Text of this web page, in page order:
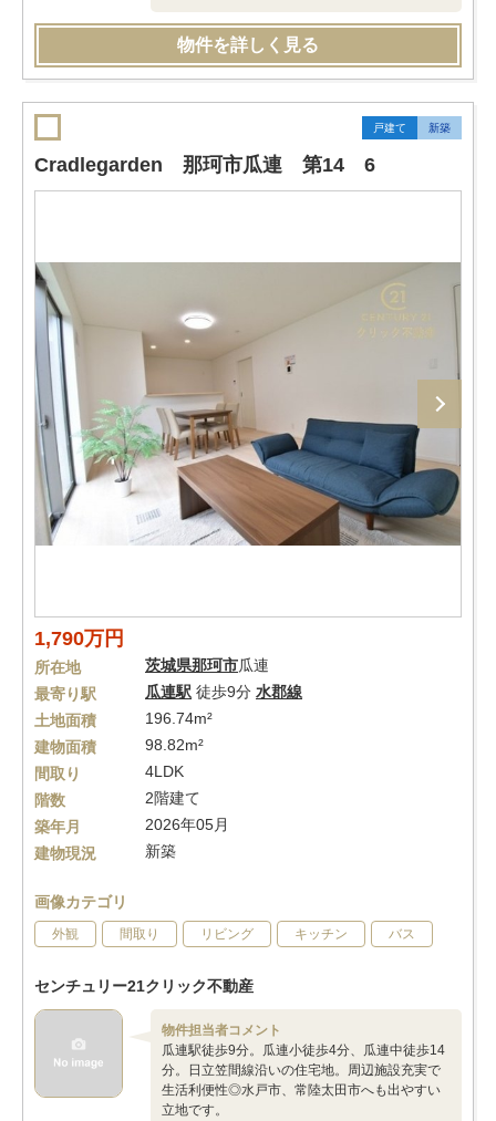
物件を詳しく見る
戸建て 新築
Cradlegarden 那珂市瓜連 第14 6
1,790万円
所在地 茨城県那珂市瓜連
最寄り駅
瓜連駅 徒歩9分 水郡線
土地面積
196.74m²
建物面積
98.82m²
間取り
4LDK
階数
2階建て
築年月
2026年05月
建物現況
新築
画像カテゴリ
外観 間取り リビング キッチン バス
センチュリー21クリック不動産
物件担当者コメント
瓜連駅徒歩9分。瓜連小徒歩4分、瓜連中徒歩14
分。日立笠間線沿いの住宅地。周辺施設充実で
生活利便性◎水戸市、常陸太田市へも出やすい
立地です。